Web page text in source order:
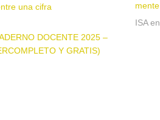
una cifra
DOCENTE 2025 –
Y GRATIS)
ISAen